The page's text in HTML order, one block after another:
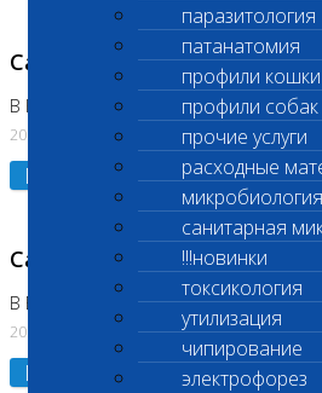
паразитология
патанатомия
профили кошки
профили собак
прочие услуги
расходные
санитарная
!!!новинки
токсикология
утилизация
чипирование
электрофорез
Санитарные дни
В Коломне 24.07.2026 и 28.07.2026
20.07.2026
Подробнее
Санитарный день
В Бутово 21.07.2026
20.07.2026
Подробнее